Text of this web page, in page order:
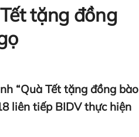
tặng đồng
“Quà Tết tặng đồng bào
liên tiếp BIDV thực hiện